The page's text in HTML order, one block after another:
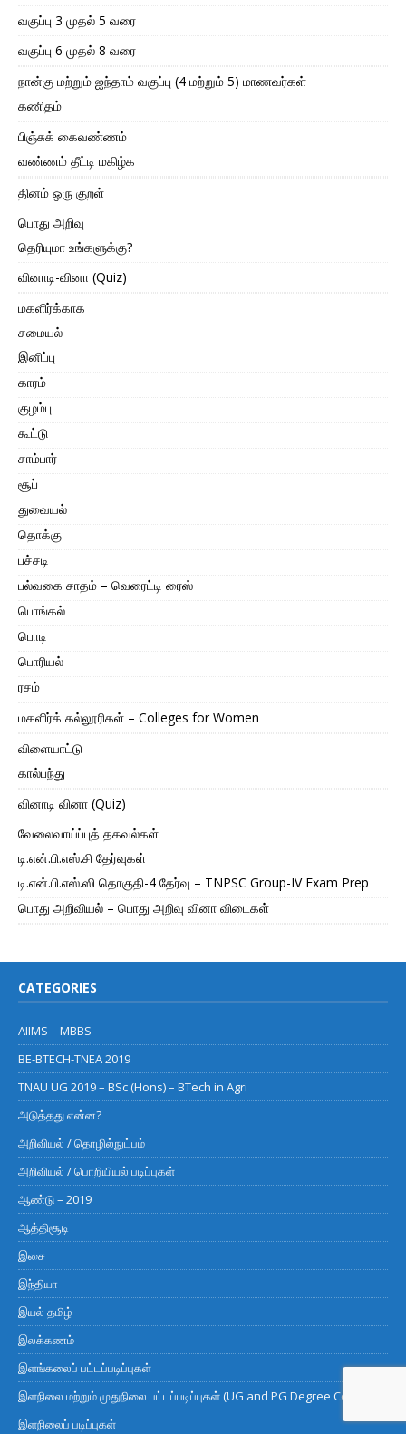
வகுப்பு 3 முதல் 5 வரை
வகுப்பு 6 முதல் 8 வரை
நான்கு மற்றும் ஐந்தாம் வகுப்பு (4 மற்றும் 5) மாணவர்கள்
கணிதம்
பிஞ்சுக் கைவண்ணம்
வண்ணம் தீட்டி மகிழ்க
தினம் ஒரு குறள்
பொது அறிவு
தெரியுமா உங்களுக்கு?
வினாடி-வினா (Quiz)
மகளிர்க்காக
சமையல்
இனிப்பு
காரம்
குழம்பு
கூட்டு
சாம்பார்
சூப்
துவையல்
தொக்கு
பச்சடி
பல்வகை சாதம் – வெரைட்டி ரைஸ்
பொங்கல்
பொடி
பொரியல்
ரசம்
மகளிர்க் கல்லூரிகள் – Colleges for Women
விளையாட்டு
கால்பந்து
வினாடி வினா (Quiz)
வேலைவாய்ப்புத் தகவல்கள்
டி.என்.பி.எஸ்.சி தேர்வுகள்
டி.என்.பி.எஸ்.ஸி தொகுதி-4 தேர்வு – TNPSC Group-IV Exam Prep
பொது அறிவியல் – பொது அறிவு வினா விடைகள்
CATEGORIES
AIIMS – MBBS
BE-BTECH-TNEA 2019
TNAU UG 2019 – BSc (Hons) – BTech in Agri
அடுத்தது என்ன?
அறிவியல் / தொழில்நுட்பம்
அறிவியல் / பொறியியல் படிப்புகள்
ஆண்டு – 2019
ஆத்திசூடி
இசை
இந்தியா
இயல் தமிழ்
இலக்கணம்
இளங்கலைப் பட்டப்படிப்புகள்
இளநிலை மற்றும் முதுநிலை பட்டப்படிப்புகள் (UG and PG Degree Courses)
இளநிலைப் படிப்புகள்